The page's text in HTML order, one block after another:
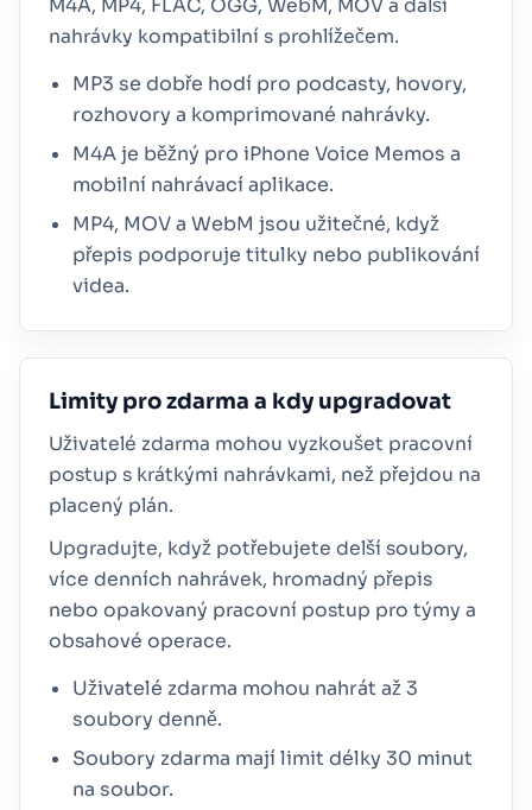
M4A, MP4, FLAC, OGG, WebM, MOV a další
nahrávky kompatibilní s prohlížečem.
MP3 se dobře hodí pro podcasty, hovory,
rozhovory a komprimované nahrávky.
M4A je běžný pro iPhone Voice Memos a
mobilní nahrávací aplikace.
MP4, MOV a WebM jsou užitečné, když
přepis podporuje titulky nebo publikování
videa.
Limity pro zdarma a kdy upgradovat
Uživatelé zdarma mohou vyzkoušet pracovní
postup s krátkými nahrávkami, než přejdou na
placený plán.
Upgradujte, když potřebujete delší soubory,
více denních nahrávek, hromadný přepis
nebo opakovaný pracovní postup pro týmy a
obsahové operace.
Uživatelé zdarma mohou nahrát až 3
soubory denně.
Soubory zdarma mají limit délky 30 minut
na soubor.